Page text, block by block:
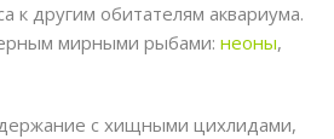
к другим обитателям аквариума.
мирными рыбами: неоны,
с хищными цихлидами,